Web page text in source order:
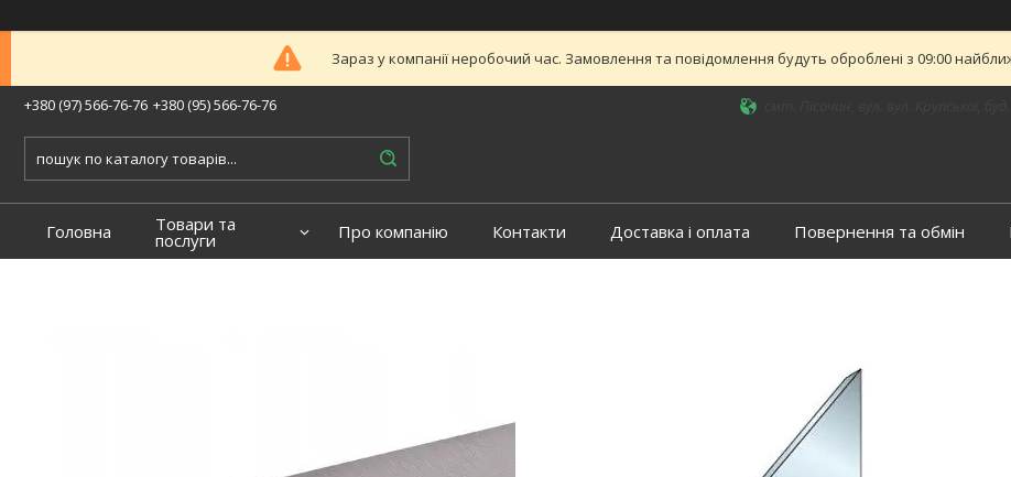
Зараз у компанії неробочий час. Замовлення та повідомлення будуть оброблені з 09:00
+380 (97) 566-76-76 +380 (95) 566-76-76
Головна Товари та
послуги Про компанію Контакти Доставка і оплата Повернення та обмін